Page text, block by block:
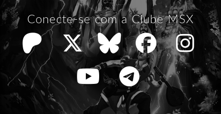
Conecte-se com a Clube MSX